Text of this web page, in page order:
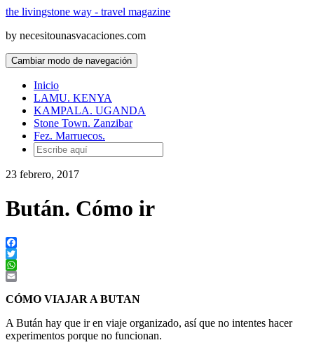
the livingstone way - travel magazine
by necesitounasvacaciones.com
Cambiar modo de navegación
Inicio
LAMU. KENYA
KAMPALA. UGANDA
Stone Town. Zanzibar
Fez. Marruecos.
23 febrero, 2017
Bután. Cómo ir
Facebook
Twitter
WhatsApp
CÓMO VIAJAR A BUTAN
A Bután hay que ir en viaje organizado, así que no intentes hacer
experimentos porque no funcionan.